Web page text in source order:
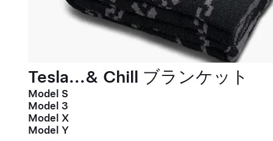
Tesla...& Chill ブランケット
Model S
Model 3
Model X
Model Y